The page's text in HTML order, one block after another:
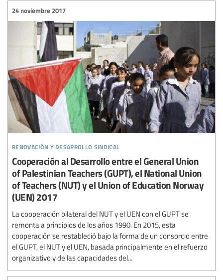
renovación y desarrollo sindical
24 noviembre 2017
Cooperación al Desarrollo entre el General Union
of Palestinian Teachers (GUPT), el National Union
of Teachers (NUT) y el Union of Education Norway
(UEN) 2017
La cooperación bilateral del NUT y el UEN con el GUPT se
remonta a principios de los años 1990. En 2015, esta
cooperación se restableció bajo la forma de un consorcio entre
el GUPT, el NUT y el UEN, basada principalmente en el refuerzo
organizativo y de las capacidades del...